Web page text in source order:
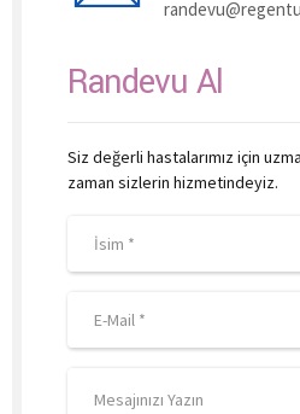
Randevu Al
Siz değerli hastalarımız için
zaman sizlerin hizmetindeyiz.